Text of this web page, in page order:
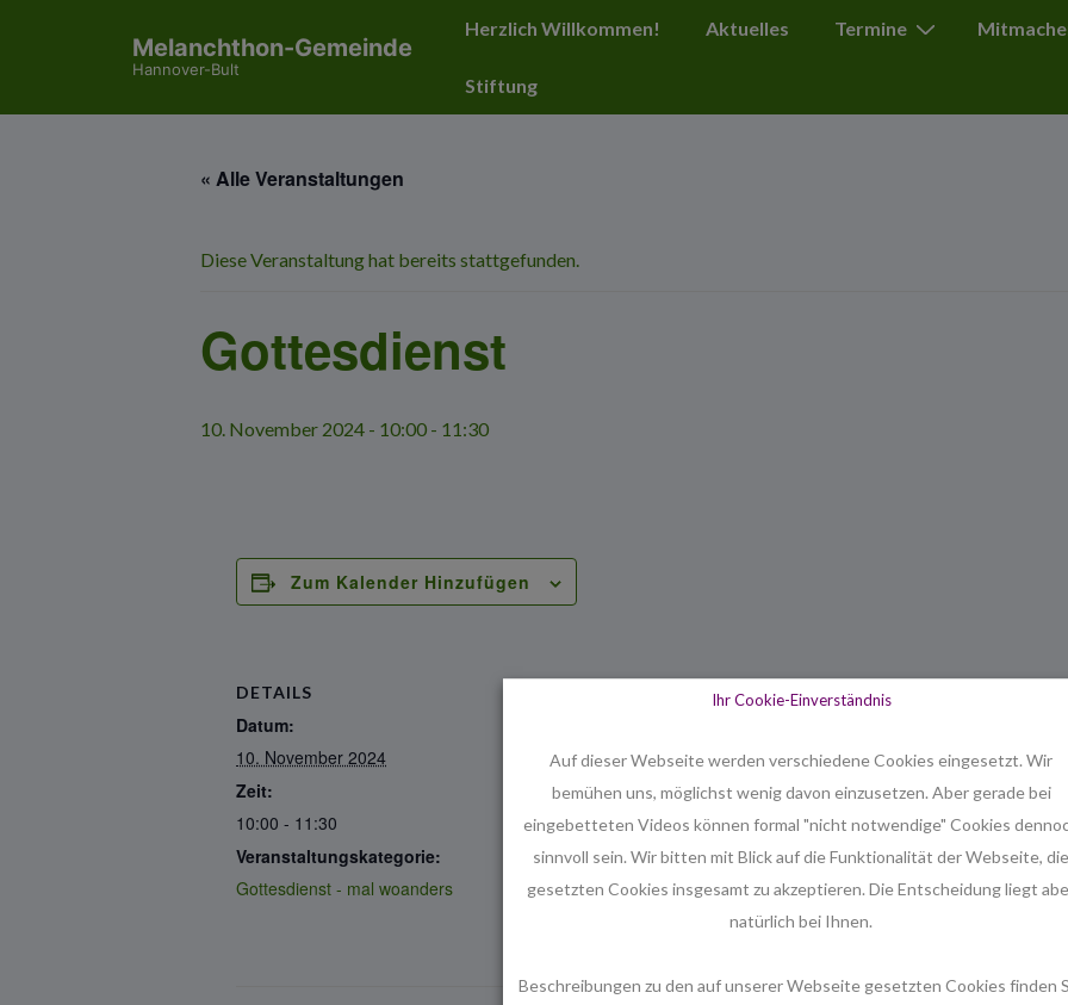
Melanchthon-Gemeinde
Hannover-Bult
Herzlich Willkommen! Aktuelles Termine
Stiftung
« Alle Veranstaltungen
Diese Veranstaltung hat bereits stattgefunden.
Gottesdienst
10. November 2024 - 10:00 - 11:30
Zum Kalender Hinzufügen
DETAILS
Datum:
10. November 2024
Zeit:
10:00 - 11:30
Veranstaltungskategorie:
Gottesdienst - mal woanders
VERANSTALTUNGSORT
Stresemannallee 34
Hannover, 30173 Deutschland
Telefon
0511 / 883489
Veranstaltungsort-Website
VERANSTALTER
Ihr Cookie-Einverständnis
Auf dieser Webseite werden verschiedene Cookies eingesetzt. Wir
bemühen uns, möglichst wenig davon einzusetzen. Aber gerade bei
eingebetteten Videos können formal "nicht notwendige" Cookies
sinnvoll sein. Wir bitten mit Blick auf die Funktionalität der Webseite, die
gesetzten Cookies insgesamt zu akzeptieren. Die Entscheidung liegt
natürlich bei Ihnen.
Beschreibungen zu den auf unserer Webseite gesetzten Cookies finden